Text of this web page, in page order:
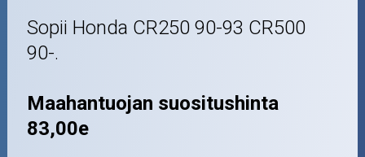
Sopii Honda CR250 90-93 CR500
90-.
Maahantuojan suositushinta
83,00e